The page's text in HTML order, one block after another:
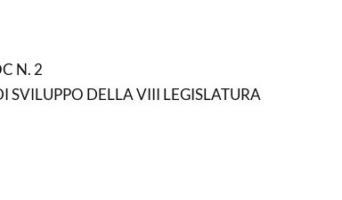
N. 2
SVILUPPO DELLA VIII LEGISLATURA